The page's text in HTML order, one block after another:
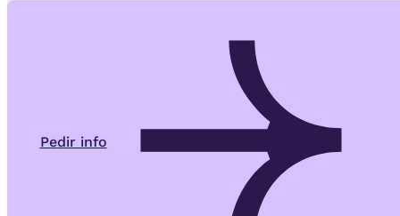
Pedir info